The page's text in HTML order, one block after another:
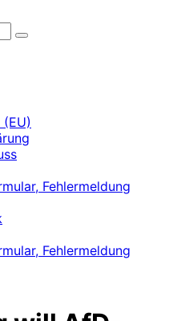
Fehlermeldung
Fehlermeldung